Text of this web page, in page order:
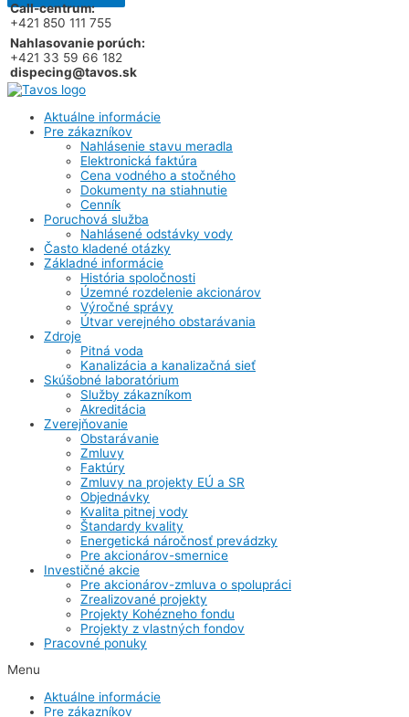
Call-centrum:
+421 850 111 755
Nahlasovanie porúch:
+421 33 59 66 182
dispecing@tavos.sk
Aktuálne informácie
Pre zákazníkov
Nahlásenie stavu meradla
Elektronická faktúra
Cena vodného a stočného
Dokumenty na stiahnutie
Cenník
Poruchová služba
Nahlásené odstávky vody
Často kladené otázky
Základné informácie
História spoločnosti
Územné rozdelenie akcionárov
Výročné správy
Útvar verejného obstarávania
Zdroje
Pitná voda
Kanalizácia a kanalizačná sieť
Skúšobné laboratórium
Služby zákazníkom
Akreditácia
Zverejňovanie
Obstarávanie
Zmluvy
Faktúry
Zmluvy na projekty EÚ a SR
Objednávky
Kvalita pitnej vody
Štandardy kvality
Energetická náročnosť prevádzky
Pre akcionárov-smernice
Investičné akcie
Pre akcionárov-zmluva o spolupráci
Zrealizované projekty
Projekty Kohézneho fondu
Projekty z vlastných fondov
Pracovné ponuky
Menu
Aktuálne informácie
Pre zákazníkov